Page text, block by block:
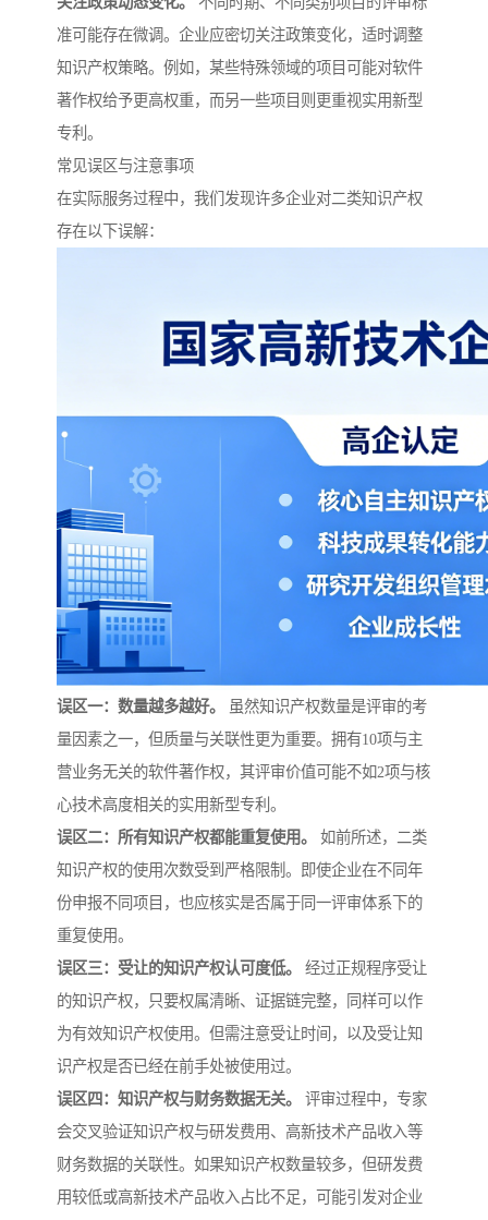
准可能存在微调。企业应密切关注政策变化，适时调整
知识产权策略。例如，某些特殊领域的项目可能对软件
著作权给予更高权重，而另一些项目则更重视实用新型
专利。
常见误区与注意事项
在实际服务过程中，我们发现许多企业对二类知识产权
存在以下误解：
误区一：数量越多越好。
虽然知识产权数量是评审的考
量因素之一，但质量与关联性更为重要。拥有10项与主
营业务无关的软件著作权，其评审价值可能不如2项与核
心技术高度相关的实用新型专利。
误区二：所有知识产权都能重复使用。
如前所述，二类
知识产权的使用次数受到严格限制。即使企业在不同年
份申报不同项目，也应核实是否属于同一评审体系下的
重复使用。
误区三：受让的知识产权认可度低。
经过正规程序受让
的知识产权，只要权属清晰、证据链完整，同样可以作
为有效知识产权使用。但需注意受让时间，以及受让知
识产权是否已经在前手处被使用过。
误区四：知识产权与财务数据无关。
评审过程中，专家
会交叉验证知识产权与研发费用、高新技术产品收入等
财务数据的关联性。如果知识产权数量较多，但研发费
用较低或高新技术产品收入占比不足，可能引发对企业